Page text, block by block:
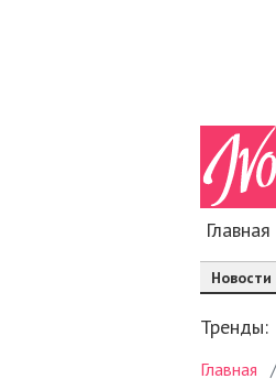
Главная
Новости
Тренды:
Главная